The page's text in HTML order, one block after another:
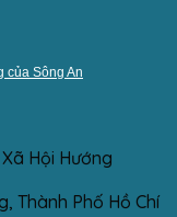
của Sông An
Hội Hướng
Thành Phố Hồ Chí